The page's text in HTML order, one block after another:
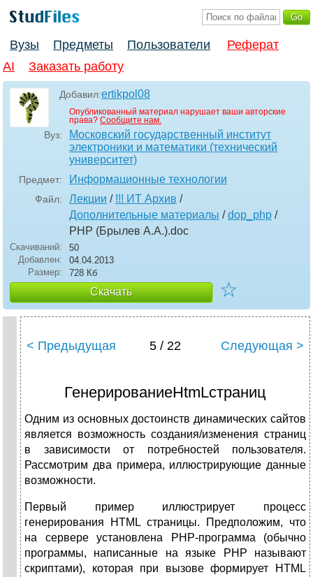
Вузы Предметы Пользователи
Реферат
AI
Заказать работу
Добавил:ertikpol08
Опубликованный материал нарушает ваши авторские
права? Сообщите нам.
Вуз:
Московский государственный институт
электроники и математики (технический
университет)
Предмет: Информационные технологии
Файл: Лекции / !!! ИТ Архив /
Дополнительные материалы /dop_php /
PHP (Брылев А.А.).doc
Скачиваний:
50
Добавлен:
04.04.2013
Размер:
728 Кб
Скачать ☆
< Предыдущая 5 / 22 Следующая >
ГенерированиеHtmLстраниц
Одним из основных достоинств динамических сайтов
является возможность создания/изменения страниц
в зависимости от потребностей пользователя.
Рассмотрим два примера, иллюстрирующие данные
возможности.
Первый пример иллюстрирует процесс
генерирования HTML страницы. Предположим, что
на сервере установлена PHP-программа (обычно
программы, написанные на языке PHP называют
скриптами), которая при вызове формирует HTML